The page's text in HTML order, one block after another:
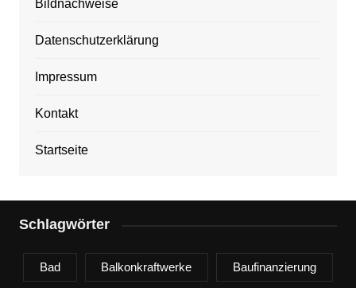
Bildnachweise
Datenschutzerklärung
Impressum
Kontakt
Startseite
Schlagwörter
Bad Balkonkraftwerke Baufinanzierung